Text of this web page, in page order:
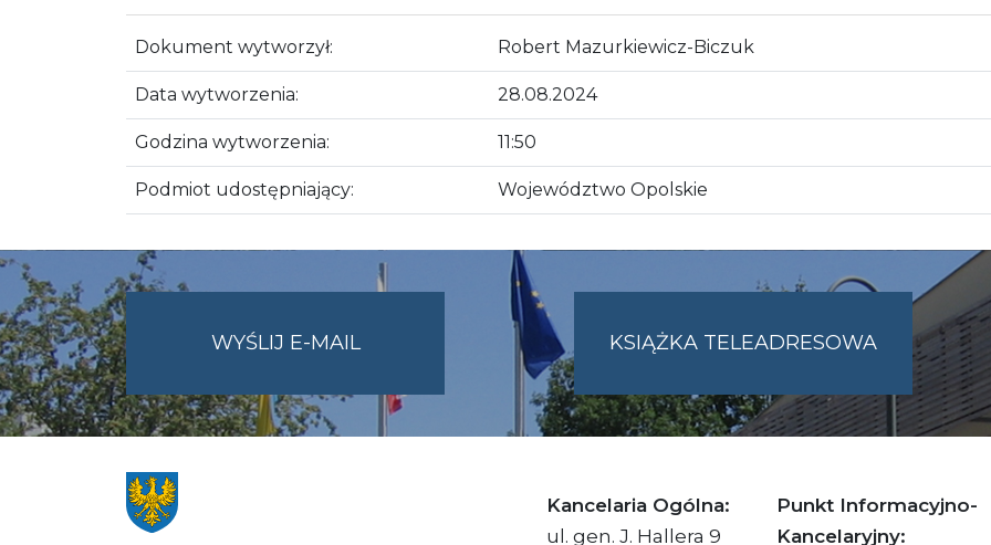
Dokument wytworzył: Robert Mazurkiewicz-Biczuk
Data wytworzenia: 28.08.2024
Godzina wytworzenia: 11:50
Podmiot udostępniający: Województwo Opolskie
WYŚLIJ E-MAILNA
UMWO@OPOLSKIE.PL
KSIĄŻKA TELEADRESOWA
Kancelaria Ogólna:
ul. gen. J. Hallera 9
Punkt Informacyjno-
Kancelaryjny: